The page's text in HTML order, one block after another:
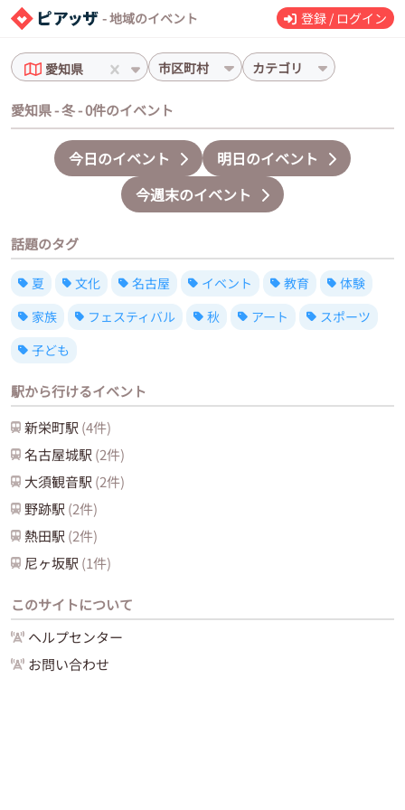
- 地域のイベント 登録 / ログイン
愛知県 市区町村 カテゴリ
愛知県 - 冬 - 0件のイベント
今日のイベント
明日のイベント
今週末のイベント
話題のタグ
夏 文化 名古屋 イベント 教育
体験
家族
フェスティバル 秋 アート
スポーツ
子ども
駅から行けるイベント
新栄町駅 (4件)
名古屋城駅 (2件)
大須観音駅 (2件)
野跡駅 (2件)
熱田駅 (2件)
尼ヶ坂駅 (1件)
このサイトについて
ヘルプセンター
お問い合わせ